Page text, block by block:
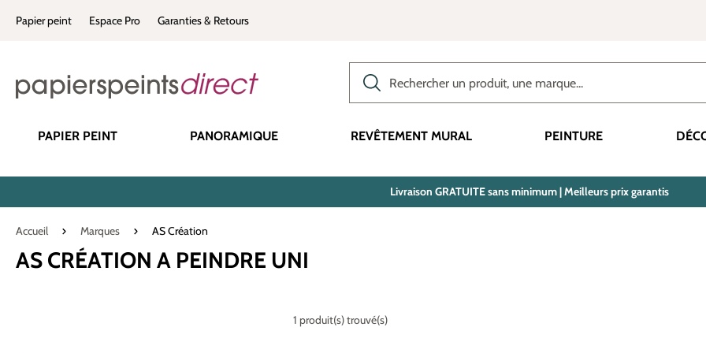
Passer à la navigation principale
Papier peint Espace Pro Garanties & Retours
PAPIER PEINT PANORAMIQUE REVÊTEMENT MURAL PEINTURE
Livraison GRATUITE sans minimum | Meilleurs prix garantis
Accueil Marques AS Création
AS CRÉATION A PEINDRE UNI
1 produit(s) trouvé(s)